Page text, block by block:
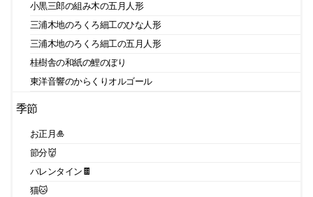
小黒三郎の組み木の五月人形
三浦木地のろくろ細工のひな人形
三浦木地のろくろ細工の五月人形
桂樹舎の和紙の鯉のぼり
東洋音響のからくりオルゴール
季節
お正月🎍
節分👹
バレンタイン🍫
猫🐱